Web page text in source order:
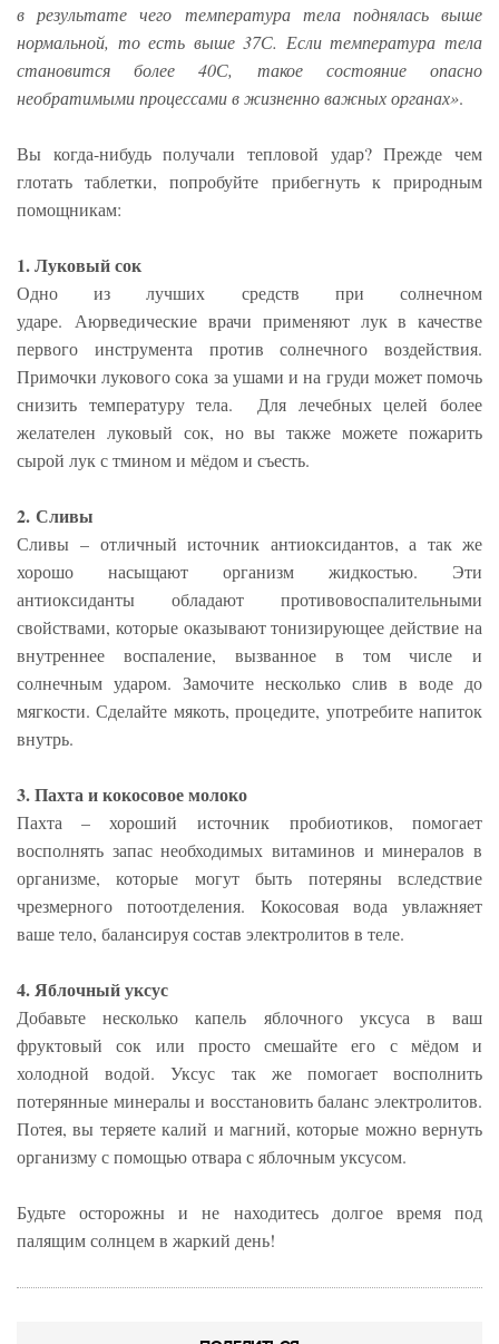
в результате чего температура тела поднялась выше
нормальной, то есть выше 37С. Если температура тела
становится более 40С, такое состояние опасно
необратимыми процессами в жизненно важных органах».
Вы когда-нибудь получали тепловой удар? Прежде чем
глотать таблетки, попробуйте прибегнуть к природным
помощникам:
1. Луковый сок
Одно из лучших средств при солнечном
ударе. Аюрведические врачи применяют лук в качестве
первого инструмента против солнечного воздействия.
Примочки лукового сока за ушами и на груди может помочь
снизить температуру тела. Для лечебных целей более
желателен луковый сок, но вы также можете пожарить
сырой лук с тмином и мёдом и съесть.
2. Сливы
Сливы – отличный источник антиоксидантов, а так же
хорошо насыщают организм жидкостью. Эти
антиоксиданты обладают противовоспалительными
свойствами, которые оказывают тонизирующее действие на
внутреннее воспаление, вызванное в том числе и
солнечным ударом. Замочите несколько слив в воде до
мягкости. Сделайте мякоть, процедите, употребите напиток
внутрь.
3. Пахта и кокосовое молоко
Пахта – хороший источник пробиотиков, помогает
восполнять запас необходимых витаминов и минералов в
организме, которые могут быть потеряны вследствие
чрезмерного потоотделения. Кокосовая вода увлажняет
ваше тело, балансируя состав электролитов в теле.
4. Яблочный уксус
Добавьте несколько капель яблочного уксуса в ваш
фруктовый сок или просто смешайте его с мёдом и
холодной водой. Уксус так же помогает восполнить
потерянные минералы и восстановить баланс электролитов.
Потея, вы теряете калий и магний, которые можно вернуть
организму с помощью отвара с яблочным уксусом.
Будьте осторожны и не находитесь долгое время под
палящим солнцем в жаркий день!